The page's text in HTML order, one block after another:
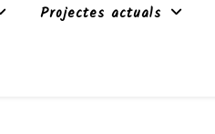
Projectes actuals